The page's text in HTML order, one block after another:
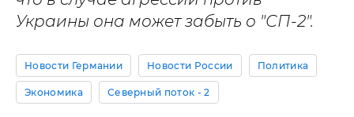
Украины она может забыть о "СП-2".
Новости Германии Новости России Политика
Экономика Северный поток - 2